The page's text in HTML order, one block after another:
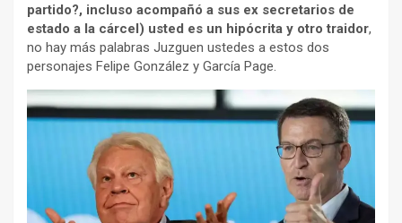
partido?, incluso acompañó a sus ex secretarios de
estado a la cárcel) usted es un hipócrita y otro traidor,
no hay más palabras Juzguen ustedes a estos dos
personajes Felipe González y García Page.